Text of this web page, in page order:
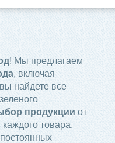
! Мы предлагаем
, включая
найдете все
продукцииот
каждого товара.